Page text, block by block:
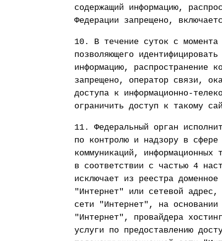
содержащий информацию,
Федерации запрещено,
10. В течение суток с момента
позволяющего
информацию, распространение
запрещено, оператор связи,
доступа к информационно-
ограничить доступ к такому
11. Федеральный орган
по контролю и надзору в сфере
коммуникаций,
в соответствии с частью 4
исключает из реестра
"Интернет" или сетевой адрес,
сети "Интернет", на основании
"Интернет", провайдера
услуги по предоставлению